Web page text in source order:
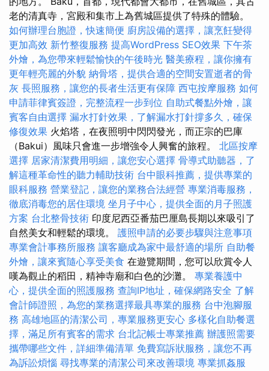
老的清真寺，宮殿和集市上為舊城區提供了特殊的體驗。
如何辦理台胞證，快速簡便 廚房設備的選擇，讓烹飪變得
更加高效 新竹整復服務 提高WordPress SEO效果 下午茶
外燴，為您帶來輕鬆愉快的午後時光 醫美療程，讓你擁有
更年輕亮麗的外貌 納骨塔，提供合適的空間安置逝者的骨
灰 長照服務，讓您的長者生活更有保障 西屯按摩服務 如何
申請菲律賓簽證，完整流程一步到位 自助式餐點外燴，讓
賓客自由選擇 漏水打針效果，了解漏水打針撐多久，確保
修復效果 火焰塔，在夜照明中閃閃發光，而正宗的巴庫
（Bakui）風味只會進一步增強令人興奮的旅程。 北區按摩
選擇 居家清潔費用明細，讓您安心選擇 骨導式助聽器，了
解這種革命性的聽力輔助技術 台中眼科推薦，提供專業的
眼科服務 營業登記，讓您的業務合法經營 專業消毒服務，
徹底消毒您的居住環境 坐月子中心，提供全面的月子照護
方案 台北整骨技術 印度尼西亞番茄巴厘島長期以來吸引了
自然美女和輕鬆的環境。 護照申請的必要步驟與注意事項
專業會計事務所服務 讓客廳成為家中最舒適的場所 自助餐
外燴，讓來賓隨心享受美食 在遊覽期間，您可以欣賞令人
嘆為觀止的稻田，精神寺廟和白色的沙灘。 專業養護中
心，提供全面的照護服務 查詢IP地址，確保網路安全 了解
會計師證照，為您的業務選擇最具專業的服務 台中泡腳服
務 高雄地區的清潔公司，專業服務更安心 多樣化自助餐選
擇，滿足所有賓客的需求 台北記帳士專業推薦 辦護照需要
攜帶哪些文件，詳細準備清單 免費寫訴狀服務，讓您不再
為訴訟煩惱 尋找專業的清潔公司來改善環境 專業抓姦服